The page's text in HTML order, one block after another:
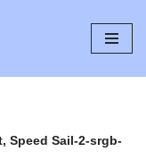
Speed Sail-2-srgb-